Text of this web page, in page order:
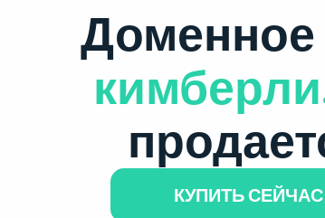
КУПИТЬ СЕЙЧАС